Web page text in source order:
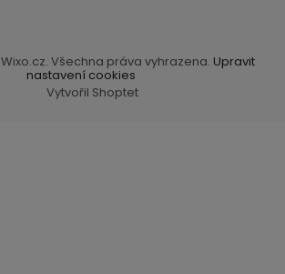
Vytvořil Shoptet
Wixo.cz. Všechna práva vyhrazena. Upravit
nastavení cookies